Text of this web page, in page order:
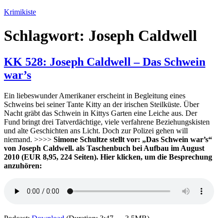
Zum
springen
Krimikiste
Schlagwort: Joseph Caldwell
KK 528: Joseph Caldwell – Das Schwein
war’s
Ein liebeswunder Amerikaner erscheint in Begleitung eines
Schweins bei seiner Tante Kitty an der irischen Steilküste. Über
Nacht gräbt das Schwein in Kittys Garten eine Leiche aus. Der
Fund bringt drei Tatverdächtige, viele verfahrene Beziehungskisten
und alte Geschichten ans Licht. Doch zur Polizei gehen will
niemand. >>>> Simone Schultze stellt vor: „Das Schwein war’s“
von Joseph Caldwell. als Taschenbuch bei Aufbau im August
2010 (EUR 8,95, 224 Seiten). Hier klicken, um die Besprechung
anzuhören: